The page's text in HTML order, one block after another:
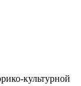
культурной